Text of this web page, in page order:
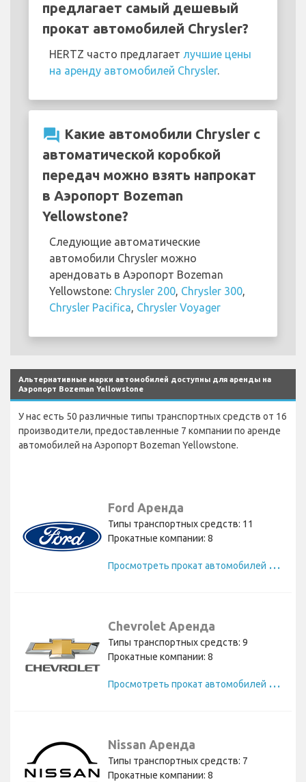
предлагает самый дешевый
прокат автомобилей Chrysler?
HERTZ часто предлагает лучшие цены
на аренду автомобилей Chrysler.
question_answer Какие автомобили Chrysler с
автоматической коробкой
передач можно взять напрокат
в Аэропорт Bozeman
Yellowstone?
Следующие автоматические
автомобили Chrysler можно
арендовать в Аэропорт Bozeman
Yellowstone: Chrysler 200, Chrysler 300,
Chrysler Pacifica, Chrysler Voyager
Альтернативные марки автомобилей доступны для аренды на
Аэропорт Bozeman Yellowstone
У нас есть 50 различные типы транспортных средств от 16
производители, предоставленные 7 компании по аренде
автомобилей на Аэропорт Bozeman Yellowstone.
Ford Аренда
Типы транспортных средств: 11
Прокатные компании: 8
П
росмотреть прокат автомобилей Ford
Chevrolet Аренда
Типы транспортных средств: 9
Прокатные компании: 8
П
росмотреть прокат автомобилей Chevrolet
Nissan Аренда
Типы транспортных средств: 7
Прокатные компании: 8